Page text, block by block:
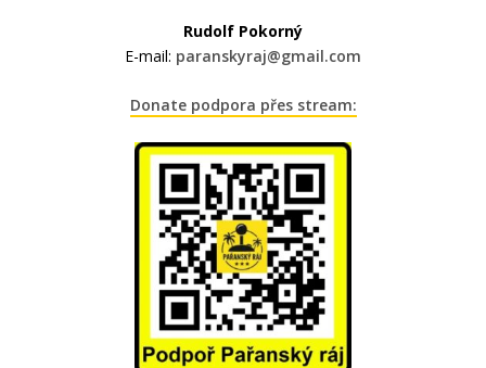
Rudolf Pokorný
E-mail: paranskyraj@gmail.com
Donate podpora přes stream: